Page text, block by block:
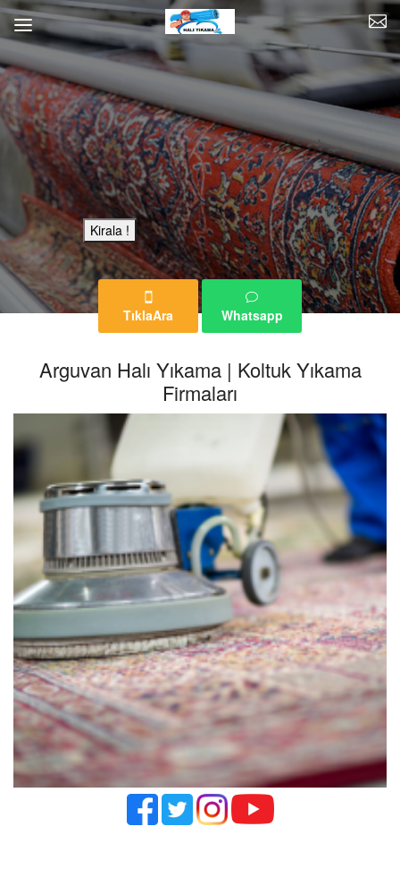
TıklaAra Whatsapp
Bu Reklam Sayfası Kiralıktır.
Kirala !
Arguvan Halı Yıkama | Koltuk Yıkama
Firmaları